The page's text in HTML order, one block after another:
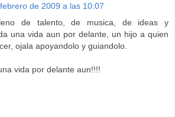
de 2009 a las 10:07
de talento, de musica, de ideas y
una vida aun por delante, un hijo a quien
ojala apoyandolo y guiandolo.
vida por delante aun!!!!